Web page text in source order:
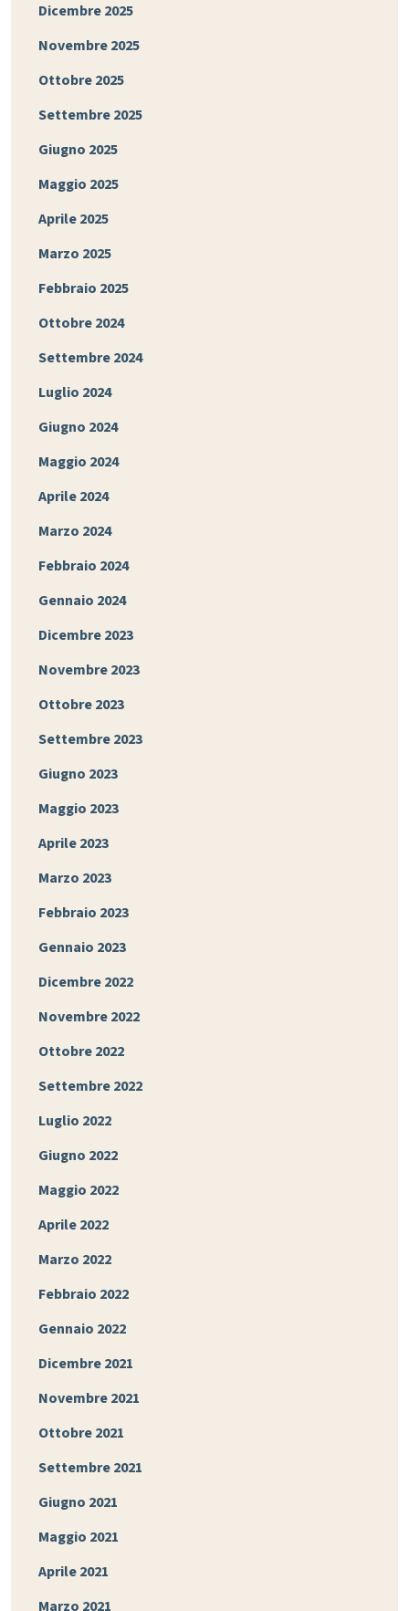
Dicembre 2025
Novembre 2025
Ottobre 2025
Settembre 2025
Giugno 2025
Maggio 2025
Aprile 2025
Marzo 2025
Febbraio 2025
Ottobre 2024
Settembre 2024
Luglio 2024
Giugno 2024
Maggio 2024
Aprile 2024
Marzo 2024
Febbraio 2024
Gennaio 2024
Dicembre 2023
Novembre 2023
Ottobre 2023
Settembre 2023
Giugno 2023
Maggio 2023
Aprile 2023
Marzo 2023
Febbraio 2023
Gennaio 2023
Dicembre 2022
Novembre 2022
Ottobre 2022
Settembre 2022
Luglio 2022
Giugno 2022
Maggio 2022
Aprile 2022
Marzo 2022
Febbraio 2022
Gennaio 2022
Dicembre 2021
Novembre 2021
Ottobre 2021
Settembre 2021
Giugno 2021
Maggio 2021
Aprile 2021
Marzo 2021